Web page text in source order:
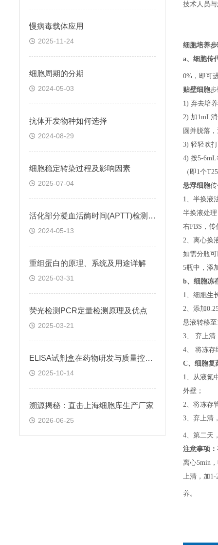
慢病毒载体应用
2025-11-24
细胞周期的分期
2024-05-03
抗体开发物种如何选择
2024-08-29
细胞稳定转染过程及影响因素
2025-07-04
活化部分凝血活酶时间(APTT)检测试剂盒 (鞣花酸凝固法)
2024-05-13
重组蛋白的原理、系统及用途详解
2025-03-31
荧光检测PCR定量检测原理及优点
2025-03-21
ELISA试剂盒在药物研发与质量控制中的应用实践
2025-10-14
溯源揭秘：直击上海细胞库生产厂家
2026-06-25
技术人员
细胞培养
a、 细胞传
0%，即可
贴壁细胞
1) 弃去培
2) 加1mL
圆并脱落
3) 轻轻吹
4) 按5-
（即1个
悬浮细胞
1、半换液
半换液处
右FBS，
2、离心换
如需分瓶
5瓶中，添
b、 细胞冻
1、细胞生
2、添加
悬液转移
3、 弃上清
4、 将冻存
C、 细胞复
1、 从液氮
外壁；
2、 将冻存
3、 弃上清
4、 第二天
注意事项：
离心5min，
上清，加1-
养。